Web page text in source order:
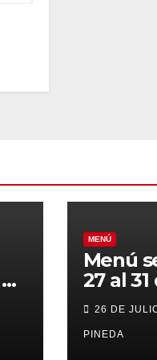
MENÚ
Menú
27 al
2026
26 DE
PINEDA